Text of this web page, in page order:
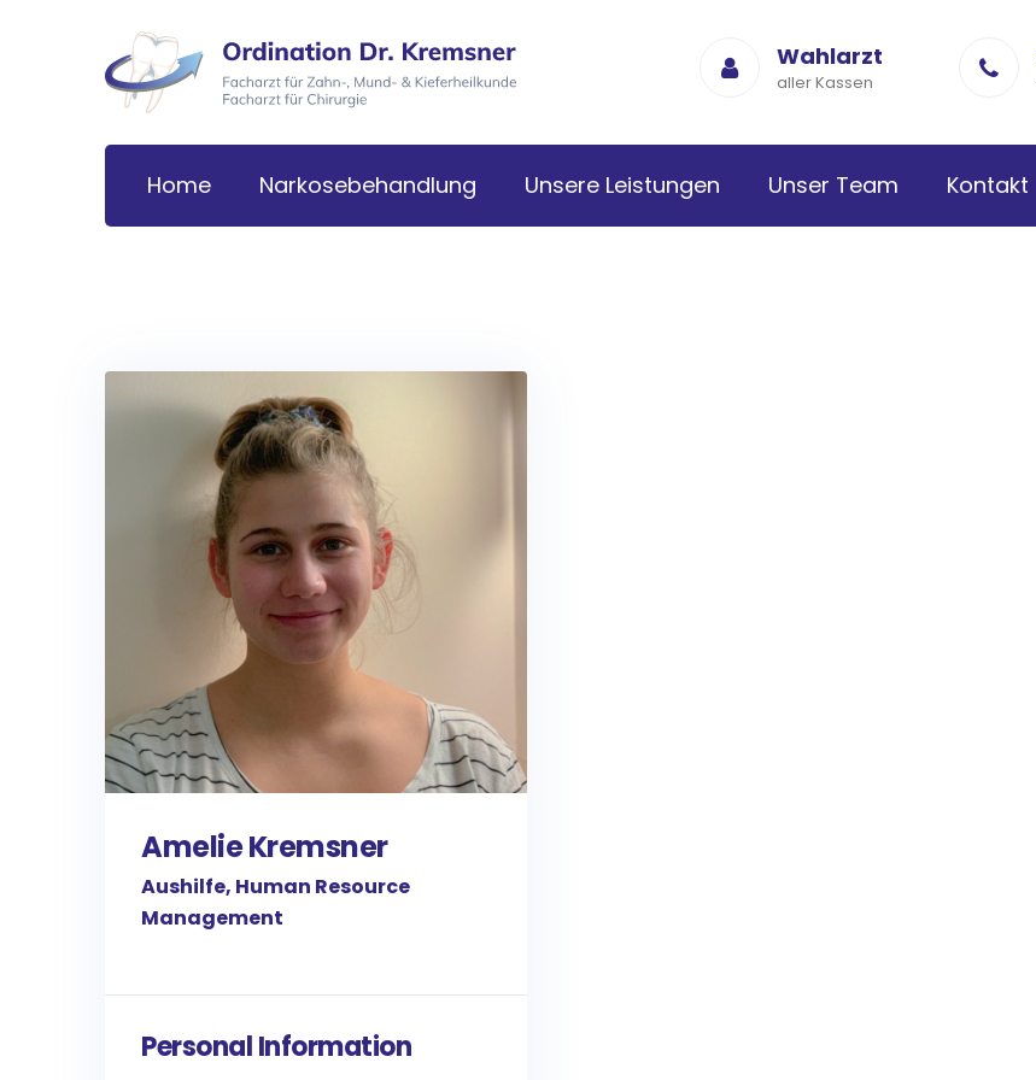
Wahlarzt
aller Kassen
Home Narkosebehandlung Unsere Leistungen Unser Team Kontakt
Amelie Kremsner
Aushilfe, Human Resource
Management
Personal Information